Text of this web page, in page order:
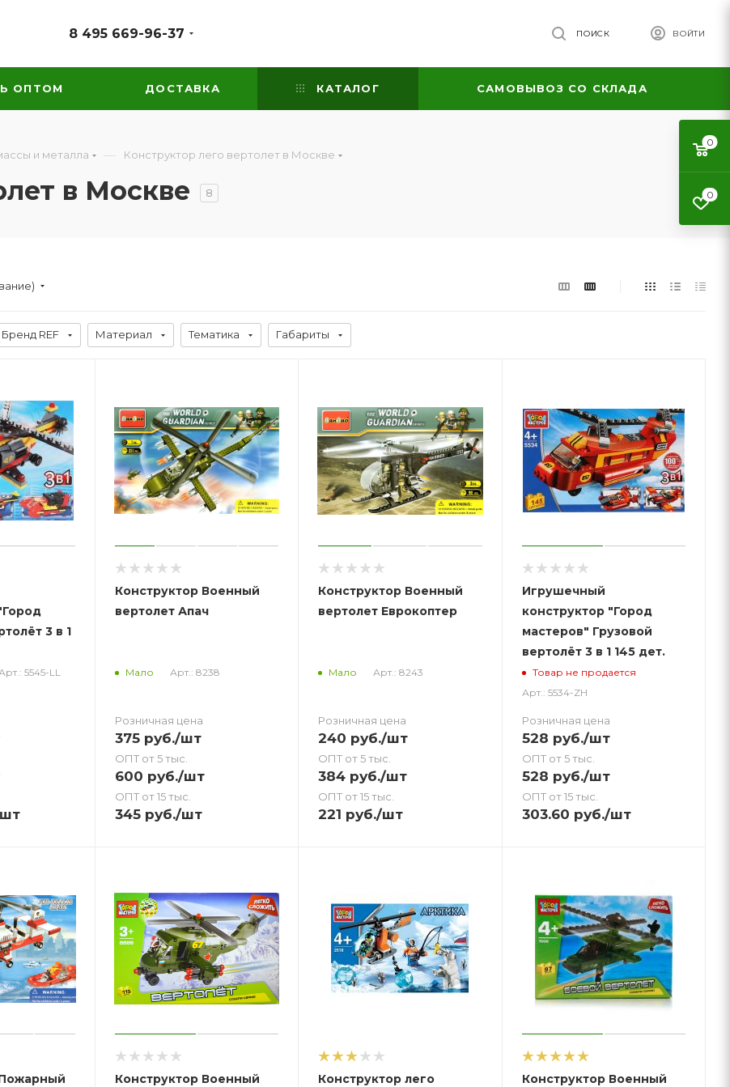
8 495 669-96-37 ВОЙТИ
ПОИСК
ОПТОМ ДОСТАВКА КАТАЛОГ САМОВЫВОЗ СО СКЛАДА
и металла — Конструктор лего вертолет в Москве
в Москве 8
Бренд REF Материал Тематика Габариты
3 в 1
Арт.: 5545-LL
Конструктор Военный
вертолет Апач
Мало Арт.: 8238
Розничная цена
375руб./шт
ОПТ от 5 тыс.
600 руб./шт
ОПТ от 15 тыс.
345руб./шт
Конструктор Военный
вертолет Еврокоптер
Мало Арт.: 8243
Розничная цена
240 руб./шт
ОПТ от 5 тыс.
384 руб./шт
ОПТ от 15 тыс.
221 руб./шт
Игрушечный
конструктор "Город
мастеров" Грузовой
вертолёт 3 в 1 145 дет.
Товар не продается
Арт.: 5534-ZH
Розничная цена
528 руб./шт
ОПТ от 5 тыс.
528 руб./шт
ОПТ от 15 тыс.
303.60 руб./шт
Конструктор Военный
Конструктор лего
Конструктор Военный
0
0